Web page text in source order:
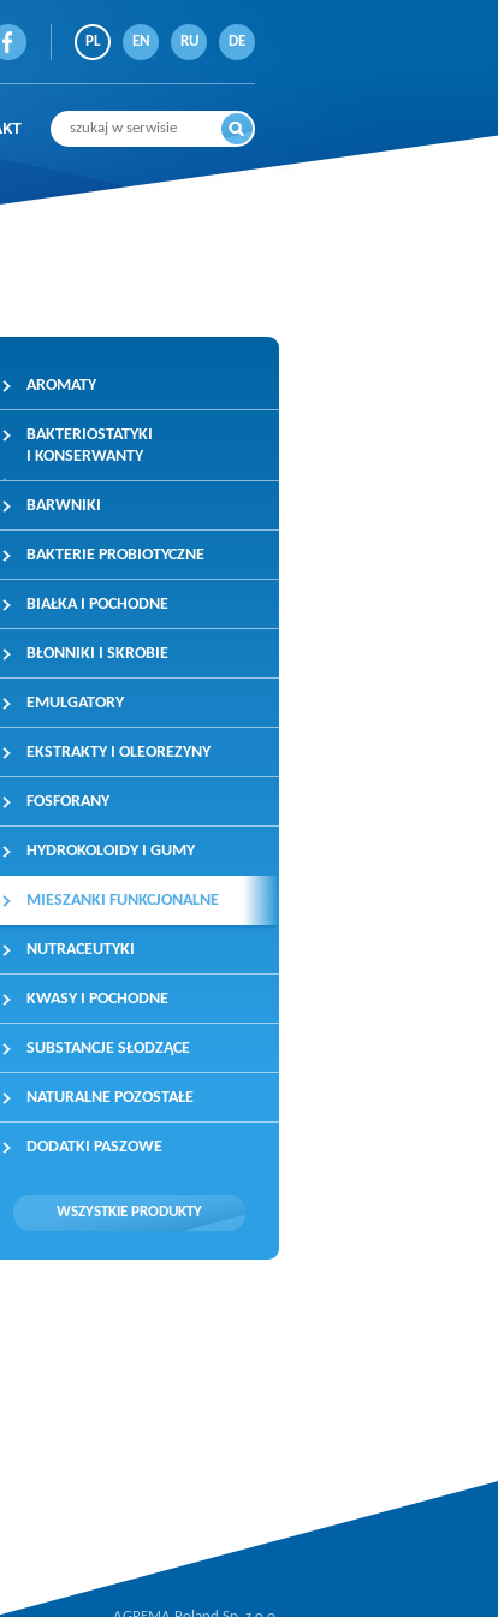
PL EN RU DE
AROMATY
BAKTERIOSTATYKI
I KONSERWANTY
BARWNIKI
BAKTERIE PROBIOTYCZNE
BIAŁKA I POCHODNE
BŁONNIKI I SKROBIE
EMULGATORY
EKSTRAKTY I OLEOREZYNY
FOSFORANY
HYDROKOLOIDY I GUMY
MIESZANKI FUNKCJONALNE
NUTRACEUTYKI
KWASY I POCHODNE
SUBSTANCJE SŁODZĄCE
NATURALNE POZOSTAŁE
DODATKI PASZOWE
WSZYSTKIE PRODUKTY